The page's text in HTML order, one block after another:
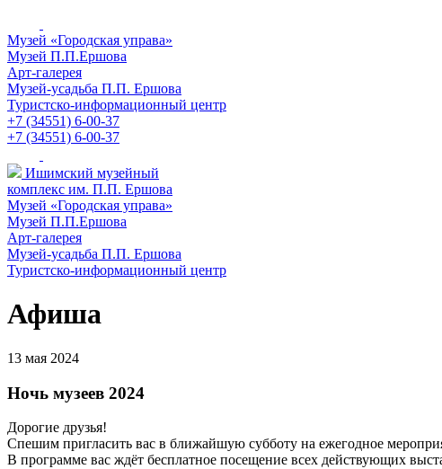
Музей «Городская управа»
Музей П.П.Ершова
Арт-галерея
Музей-усадьба П.П. Ершова
Туристско-информационный центр
+7 (34551) 6-00-37
+7 (34551) 6-00-37
Ишимский музейный
комплекс им. П.П. Ершова
Музей «Городская управа»
Музей П.П.Ершова
Арт-галерея
Музей-усадьба П.П. Ершова
Туристско-информационный центр
Афиша
13 мая 2024
Ночь музеев 2024
Дорогие друзья!
Спешим пригласить вас в ближайшую субботу на ежегодное
В программе вас ждёт бесплатное посещение всех действующих